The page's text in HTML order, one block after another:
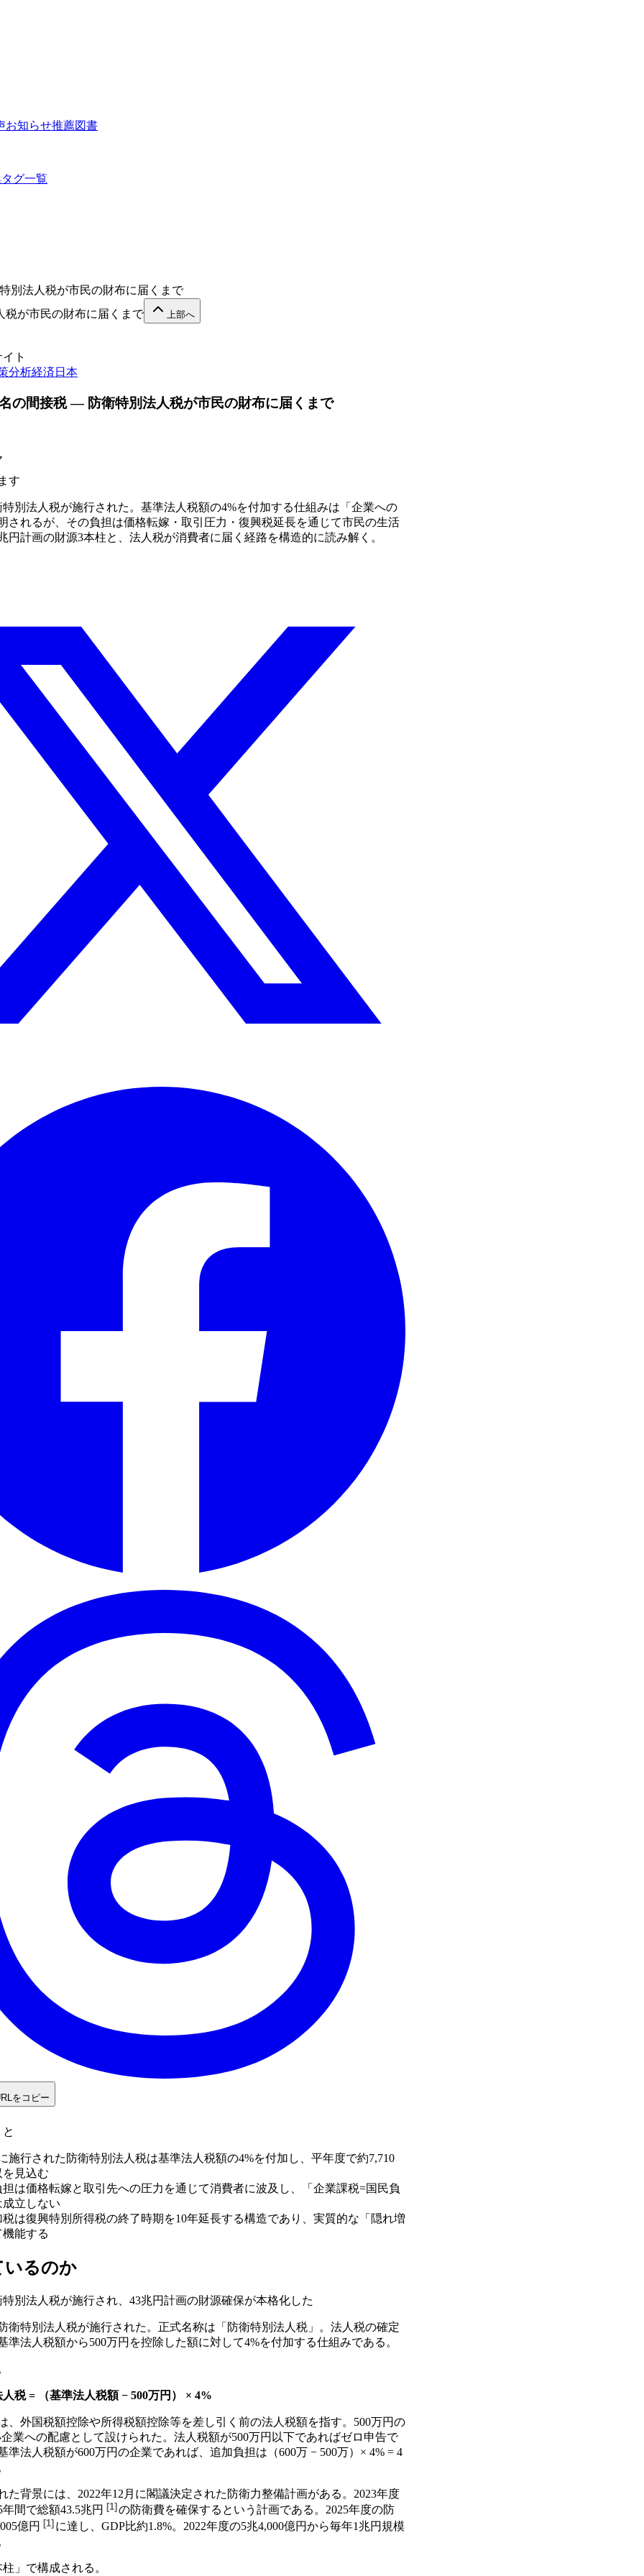
お知らせ推薦図書
タグ一覧
別法人税が市民の財布に届くまで
が市民の財布に届くまで
上部へ
ト
分析経済 日本
の間接税 — 防衛特別法人税が市民の財布に届くまで
す
特別法人税が施行された。基準法人税額の4%を付加する仕組みは「企業への
されるが、その負担は価格転嫁・取引圧力・復興税延長を通じて市民の生活
円計画の財源3本柱と、法人税が消費者に届く経路を構造的に読み解く。
をコピー
施行された防衛特別法人税は基準法人税額の4%を付加し、平年度で約7,710
見込む
は価格転嫁と取引先への圧力を通じて消費者に波及し、「企業課税=国民負
立しない
は復興特別所得税の終了時期を10年延長する構造であり、実質的な「隠れ増
能する
いるのか
特別法人税が施行され、43兆円計画の財源確保が本格化した
衛特別法人税が施行された。正式名称は「防衛特別法人税」。法人税の確定
準法人税額から500万円を控除した額に対して4%を付加する仕組みである。
税 = （基準法人税額 − 500万円） × 4%
、外国税額控除や所得税額控除等を差し引く前の法人税額を指す。500万円の
業への配慮として設けられた。法人税額が500万円以下であればゼロ申告で
準法人税額が600万円の企業であれば、追加負担は（600万 − 500万）× 4% = 4
た背景には、2022年12月に閣議決定された防衛力整備計画がある。2023年度
年間で総額43.5兆円 [1] の防衛費を確保するという計画である。2025年度の防
億円 [1] に達し、GDP比約1.8%。2022年度の5兆4,000億円から毎年1兆円規模
」で構成される。